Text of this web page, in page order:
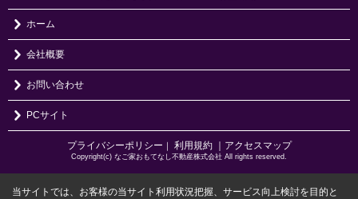
ホーム
会社概要
お問い合わせ
PCサイト
プライバシーポリシー ｜ 利用規約 ｜アクセスマップ
Copyright(c) なご家おもてなし不動産株式会社 All rights reserved.
当サイトでは、お客様の当サイト利用状況把握、サービス向上検討を目的と